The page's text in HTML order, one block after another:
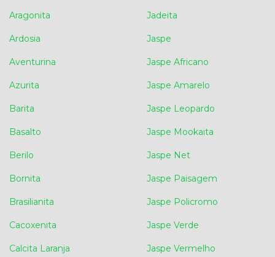
Aragonita
Ardosia
Aventurina
Azurita
Barita
Basalto
Berilo
Bornita
Brasilianita
Cacoxenita
Calcita Laranja
Jadeita
Jaspe
Jaspe Africano
Jaspe Amarelo
Jaspe Leopardo
Jaspe Mookaita
Jaspe Net
Jaspe Paisagem
Jaspe Policromo
Jaspe Verde
Jaspe Vermelho